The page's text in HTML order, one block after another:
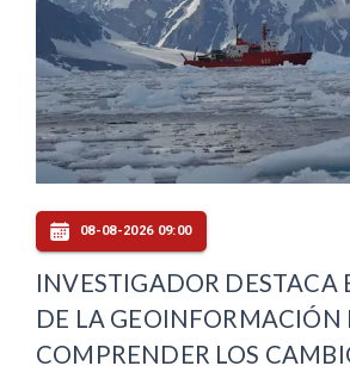
08-08-2026 09:00
INVESTIGADOR DESTACA
DE LA GEOINFORMACIÓN
COMPRENDER LOS